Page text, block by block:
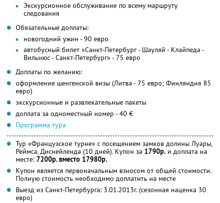
Экскурсионное обслуживание по всему маршруту
следования
Обязательные доплаты:
новогодний ужин - 90 евро
автобусный билет «Санкт-Петербург - Шауляй - Клайпеда -
Вильнюс - Санкт-Петербург» - 75 евро
Доплаты по желанию:
оформление шенгенской визы (Литва - 75 евро; Финляндия 85
евро)
экскурсионные и развлекательные пакеты
доплата за одноместный номер - 40 €
Программа тура
Тур «Французское турне» с посещением замков долины Луары,
Реймса, Диснейленда (10 дней). Купон за 1790р. и доплата на
месте: 7200р. вместо 17980р.
Купон является первоначальным взносом от общей стоимости.
Полную стоимость необходимо доплатить на месте
Выезд из Санкт-Петербурга: 3.01.2013г. (сезонная наценка 30
евро)